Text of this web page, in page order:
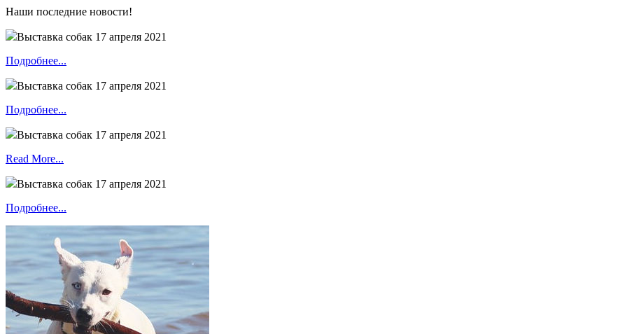
Наши последние новости!
Выставка собак 17 апреля 2021
Подробнее...
Выставка собак 17 апреля 2021
Подробнее...
Выставка собак 17 апреля 2021
Read More...
Выставка собак 17 апреля 2021
Подробнее...